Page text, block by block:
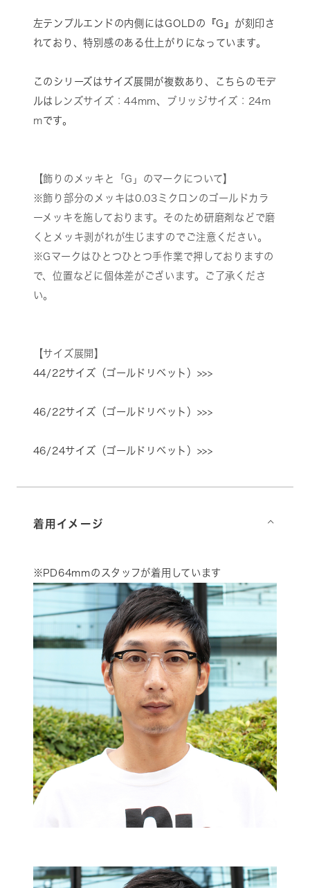
左テンプルエンドの内側にはGOLDの『G』が刻印さ
れており、特別感のある仕上がりになっています。
このシリーズはサイズ展開が複数あり、こちらのモデ
ルは レンズサイズ：44mm、
ブリッジサイズ：24m
mです。
【飾りのメッキと「G」のマークについて】
※飾り部分のメッキは0.03ミクロンのゴールドカラ
ーメッキを施しております。そのため研磨剤などで磨
くとメッキ剥がれが生じますのでご注意ください。
※Gマークはひとつひとつ手作業で押しておりますの
で、位置などに個体差がございます。ご了承くださ
い。
【サイズ展開】
44/22サイズ（ゴールドリベット）>>>
46/22サイズ（ゴールドリベット）>>>
46/24サイズ（ゴールドリベット）>>>
着用イメージ ⌵
※PD64mmのスタッフが着用しています